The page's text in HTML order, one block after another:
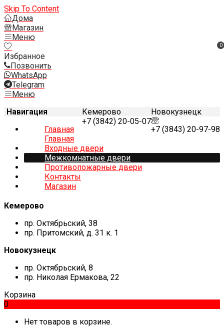
Skip To Content
Дома
Магазин
Меню
0
Избранное
Позвонить
WhatsApp
Telegram
Меню
Новокузнецк
+7 (3843) 20-97-98
Кемерово
+7 (3842) 20-05-07
Навигация
Главная
Главная
Входные двери
Межкомнатные двери
Противопожарные двери
Контакты
Магазин
Кемерово
пр. Октябрьский, 38
пр. Притомский, д. 31 к. 1
Новокузнецк
пр. Октябрьский, 8
пр. Николая Ермакова, 22
Корзина
0
Нет товаров в корзине.